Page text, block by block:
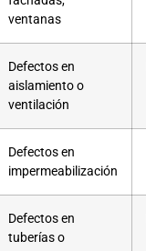
ventanas
Defectos en
aislamiento o
ventilación
Defectos en
impermeabilización
Defectos en
tuberías o